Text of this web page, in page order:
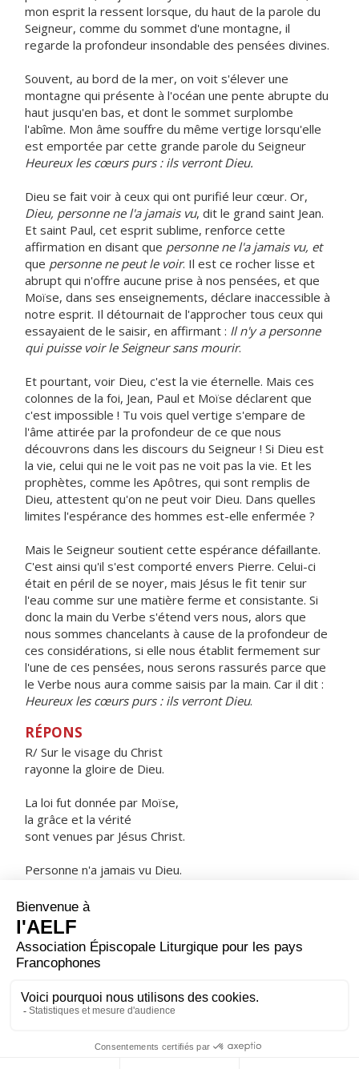
mon esprit la ressent lorsque, du haut de la parole du
Seigneur, comme du sommet d'une montagne, il
regarde la profondeur insondable des pensées divines.
Souvent, au bord de la mer, on voit s'élever une
montagne qui présente à l'océan une pente abrupte du
haut jusqu'en bas, et dont le sommet surplombe
l'abîme. Mon âme souffre du même vertige lorsqu'elle
est emportée par cette grande parole du Seigneur
Heureux les cœurs purs : ils verront Dieu.
Dieu se fait voir à ceux qui ont purifié leur cœur. Or,
Dieu, personne ne l'a jamais vu, dit le grand saint Jean.
Et saint Paul, cet esprit sublime, renforce cette
affirmation en disant que personne ne l'a jamais vu, et
que personne ne peut le voir. Il est ce rocher lisse et
abrupt qui n'offre aucune prise à nos pensées, et que
Moïse, dans ses enseignements, déclare inaccessible à
notre esprit. Il détournait de l'approcher tous ceux qui
essayaient de le saisir, en affirmant : Il n'y a personne
qui puisse voir le Seigneur sans mourir.
Et pourtant, voir Dieu, c'est la vie éternelle. Mais ces
colonnes de la foi, Jean, Paul et Moïse déclarent que
c'est impossible ! Tu vois quel vertige s'empare de
l'âme attirée par la profondeur de ce que nous
découvrons dans les discours du Seigneur ! Si Dieu est
la vie, celui qui ne le voit pas ne voit pas la vie. Et les
prophètes, comme les Apôtres, qui sont remplis de
Dieu, attestent qu'on ne peut voir Dieu. Dans quelles
limites l'espérance des hommes est-elle enfermée ?
Mais le Seigneur soutient cette espérance défaillante.
C'est ainsi qu'il s'est comporté envers Pierre. Celui-ci
était en péril de se noyer, mais Jésus le fit tenir sur
l'eau comme sur une matière ferme et consistante. Si
donc la main du Verbe s'étend vers nous, alors que
nous sommes chancelants à cause de la profondeur de
ces considérations, si elle nous établit fermement sur
l'une de ces pensées, nous serons rassurés parce que
le Verbe nous aura comme saisis par la main. Car il dit :
Heureux les cœurs purs : ils verront Dieu.
RÉPONS
R/ Sur le visage du Christ
rayonne la gloire de Dieu.
La loi fut donnée par Moïse,
la grâce et la vérité
sont venues par Jésus Christ.
Personne n'a jamais vu Dieu.
nous l'a fait connaître.
ORAISON
et de la terre : exauce, en ta bonté, les prières de ton
peuple et fais à notre temps la grâce de la paix.